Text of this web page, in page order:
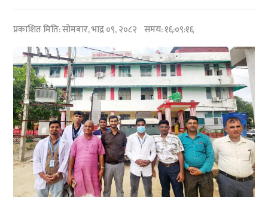
प्रकाशित मिति:सोमबार, भाद्र ०९, २०८२ समय: १६:०९:१६